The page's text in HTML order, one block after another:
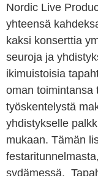
Nordic Live
yhteensä
kaksi konserttia
seuroja ja
ikimuistoisia
oman toimintansa
työskentelystä
yhdistykselle
mukaan. Tämän
sydämessä.